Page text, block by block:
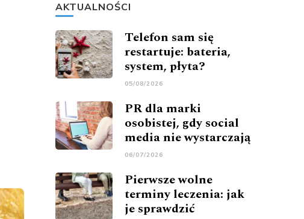
AKTUALNOŚCI
Telefon sam się
restartuje: bateria,
system, płyta?
05/08/2026
PR dla marki
osobistej, gdy social
media nie wystarczają
06/07/2026
Pierwsze wolne
terminy leczenia: jak
je sprawdzić